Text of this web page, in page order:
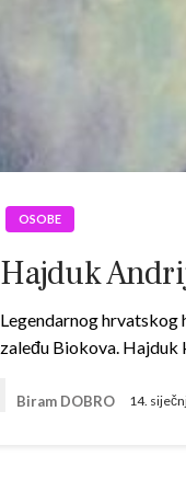
OSOBE
Hajduk
Legendarnog hrvatskog
zaleđu Biokova. Hajduk
Biram DOBRO 14.